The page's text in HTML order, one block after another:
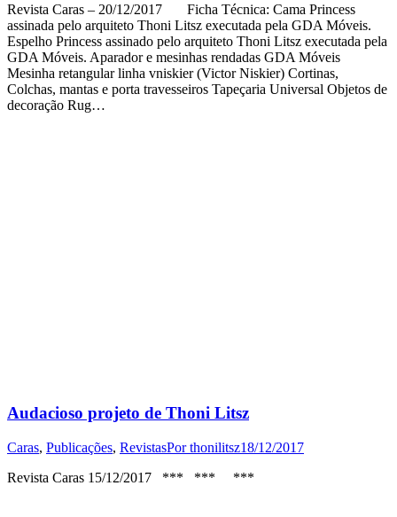
Revista Caras – 20/12/2017 Ficha Técnica: Cama Princess
assinada pelo arquiteto Thoni Litsz executada pela GDA Móveis.
Espelho Princess assinado pelo arquiteto Thoni Litsz executada pela
GDA Móveis. Aparador e mesinhas rendadas GDA Móveis
Mesinha retangular linha vniskier (Victor Niskier) Cortinas,
Colchas, mantas e porta travesseiros Tapeçaria Universal Objetos de
decoração Rug…
Audacioso projeto de Thoni Litsz
Caras, Publicações, RevistasPorthonilitsz18/12/2017
Revista Caras 15/12/2017 *** *** ***